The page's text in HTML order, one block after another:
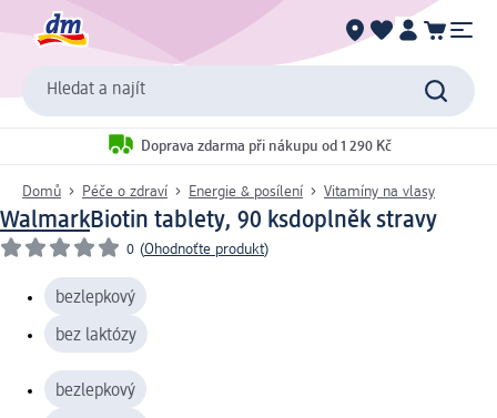
Hledat a najít
Doprava zdarma při nákupu od 1 290 Kč
Domů Péče o zdraví Energie & posílení Vitamíny na vlasy
WalmarkBiotin tablety, 90 ksdoplněk stravy
0 (Ohodnoťte produkt)
bezlepkový
bez laktózy
bezlepkový